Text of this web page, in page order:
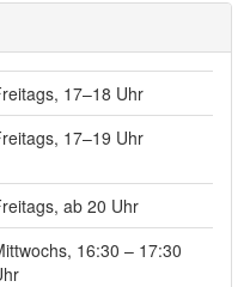
17–18 Uhr
17–19 Uhr
ab 20 Uhr
16:30 – 17:30